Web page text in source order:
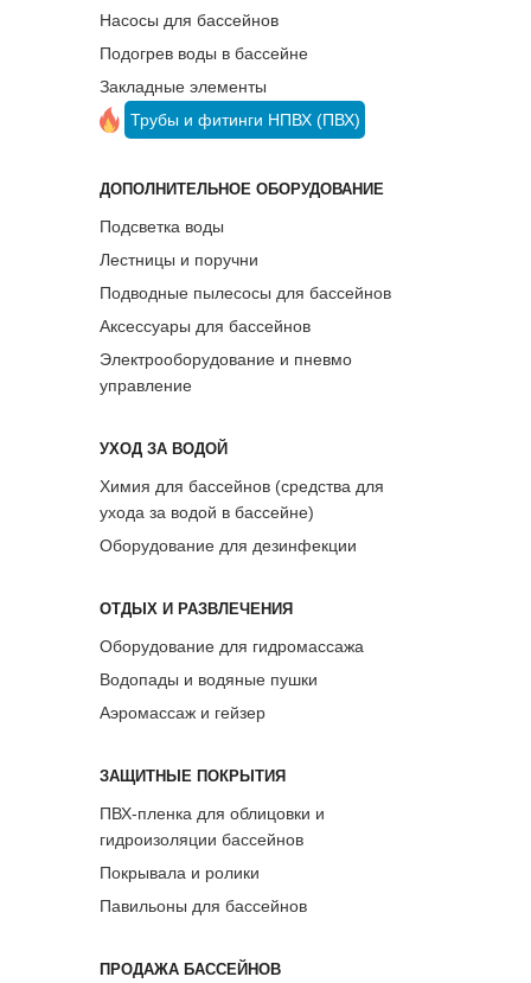
Насосы для бассейнов
Подогрев воды в бассейне
Закладные элементы
Трубы и фитинги НПВХ (ПВХ)
ДОПОЛНИТЕЛЬНОЕ ОБОРУДОВАНИЕ
Подсветка воды
Лестницы и поручни
Подводные пылесосы для бассейнов
Аксессуары для бассейнов
Электрооборудование и пневмо
управление
УХОД ЗА ВОДОЙ
Химия для бассейнов (средства для
ухода за водой в бассейне)
Оборудование для дезинфекции
ОТДЫХ И РАЗВЛЕЧЕНИЯ
Оборудование для гидромассажа
Водопады и водяные пушки
Аэромассаж и гейзер
ЗАЩИТНЫЕ ПОКРЫТИЯ
ПВХ-пленка для облицовки и
гидроизоляции бассейнов
Покрывала и ролики
Павильоны для бассейнов
ПРОДАЖА БАССЕЙНОВ